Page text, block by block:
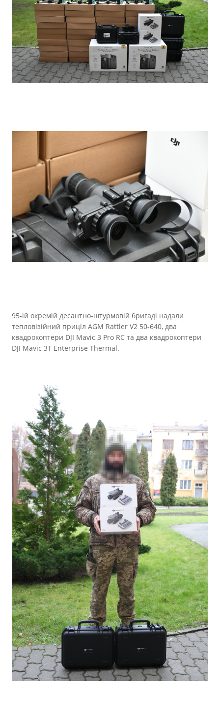
95-ій окремій десантно-штурмовій бригаді надали
тепловізійний приціл AGM Rattler V2 50-640, два
квадрокоптери DJI Mavic 3 Pro RC та два квадрокоптери
DJI Mavic 3T Enterprise Thermal.